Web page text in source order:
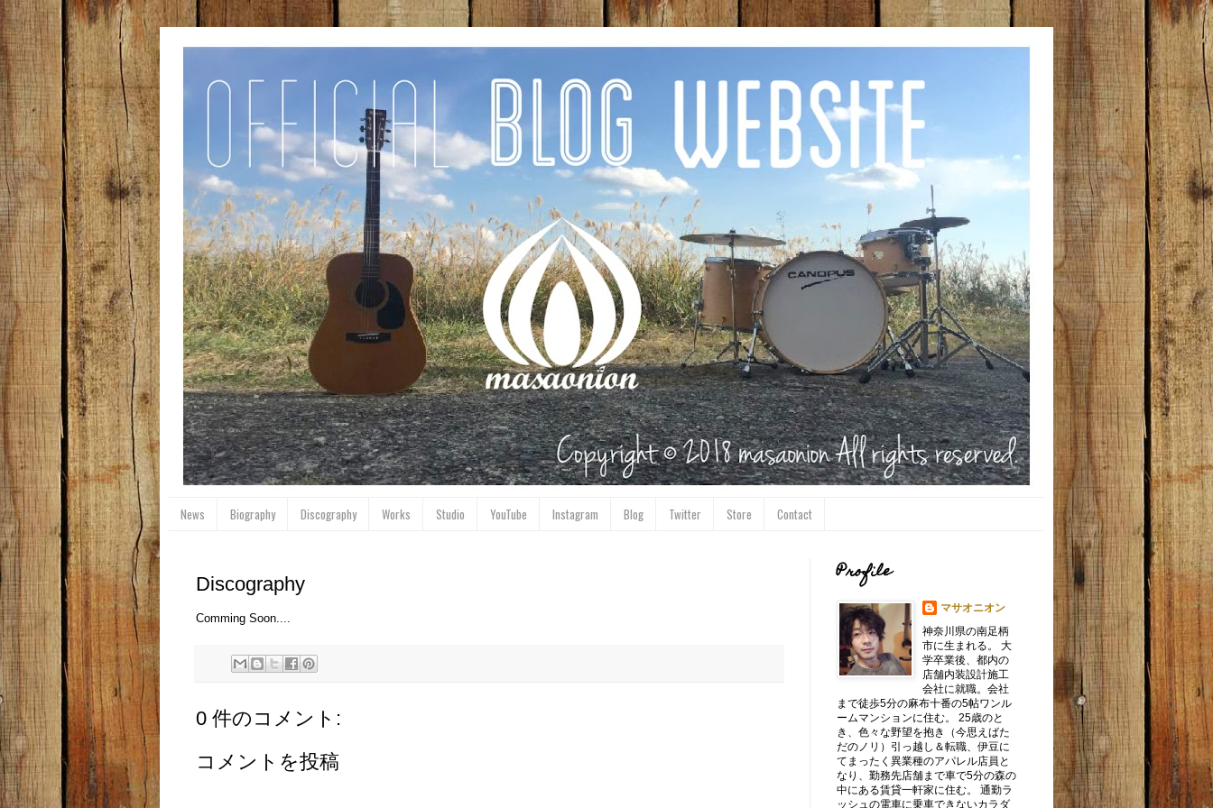
News Biography Discography Works Studio YouTube Instagram Blog Twitter Store Contact
Discography
Comming Soon....
0 件のコメント:
コメントを投稿
Profile
マサオニオン
神奈川県の南足柄
市に生まれる。 大
学卒業後、都内の
店舗内装設計施工
会社に就職。会社
まで徒歩5分の麻布十番の5帖ワンル
ームマンションに住む。 25歳のと
き、色々な野望を抱き（今思えばた
だのノリ）引っ越し＆転職、伊豆に
てまったく異業種のアパレル店員と
なり、勤務先店舗まで車で5分の森の
中にある賃貸一軒家に住む。 通勤ラ
ッシュの電車に乗車できないカラダ